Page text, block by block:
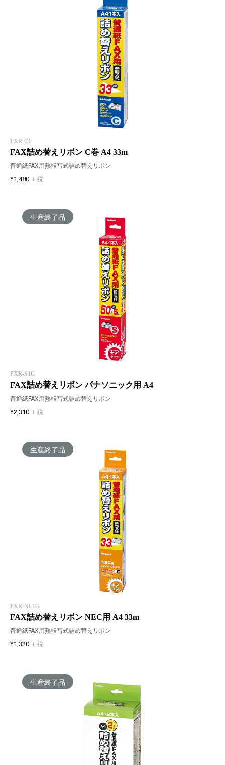
FXR-C1
FAX詰め替えリボン C巻 A4 33m
普通紙FAX用熱転写式詰め替えリボン
¥1,480 + 税
生産終了品
FXR-S1G
FAX詰め替えリボン パナソニック用 A4
普通紙FAX用熱転写式詰め替えリボン
¥2,310 + 税
生産終了品
FXR-NE1G
FAX詰め替えリボン NEC用 A4 33m
普通紙FAX用熱転写式詰め替えリボン
¥1,320 + 税
生産終了品